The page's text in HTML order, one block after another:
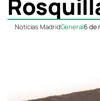
Noticias MadridGeneral6 de